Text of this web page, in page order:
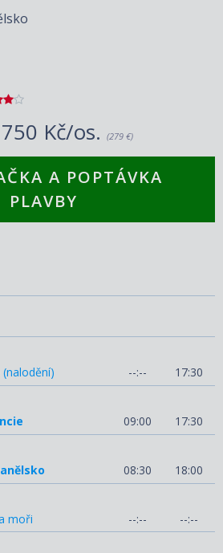
Kč/os. (279 €)
A POPTÁVKA
PLAVBY
(nalodění) --:--
17:30
09:00
17:30
08:30
18:00
moři --:--
--:--